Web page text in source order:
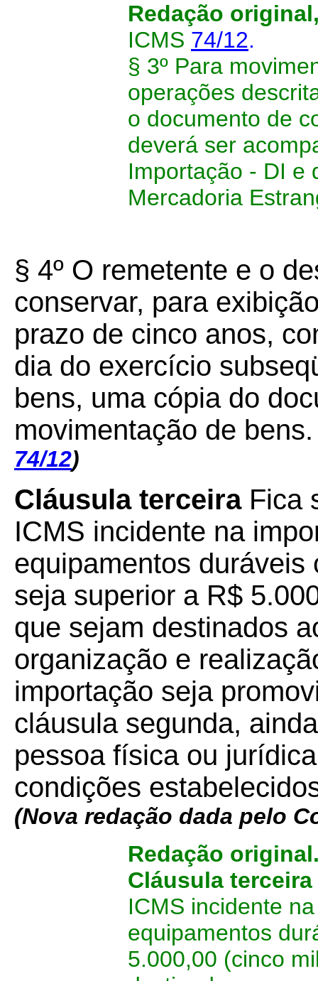
Redação
ICMS 74/12.
§ 3º Para
operações
o documento de
deverá ser
Importação - DI e
Mercadoria
§ 4º O remetente e o
conservar, para
prazo de cinco anos,
dia do exercício
bens, uma cópia do
movimentação de bens.
74/12)
Cláusula terceiraFica
ICMS incidente na
equipamentos
seja superior a R$
que sejam destinados
organização e
importação seja
cláusula segunda,
pessoa física ou
condições
(Nova redação dada pelo
Redação
Cláusula terceira
ICMS incidente
equipamentos
5.000,00 (cinco